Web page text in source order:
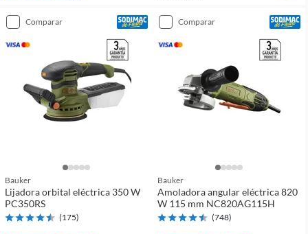
comparar
Bauker
Lijadora orbital eléctrica 350 W
PC350RS
(175)
comparar
Bauker
Amoladora angular eléctrica 820
W 115 mm NC820AG115H
(748)